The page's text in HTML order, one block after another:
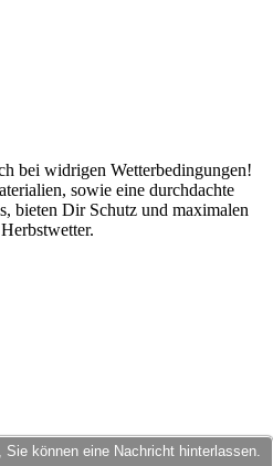
bei widrigen Wetterbedingungen!
sowie eine durchdachte
bieten Dir Schutz und maximalen
Sie können eine Nachricht hinterlassen.